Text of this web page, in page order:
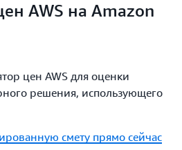
AWS на Amazon
цен AWS для оценки
решения, использующего
смету прямо сейчас